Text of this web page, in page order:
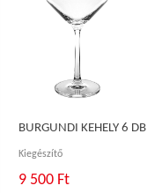
BURGUNDI KEHELY 6 DB
Kiegészítő
9 500 Ft